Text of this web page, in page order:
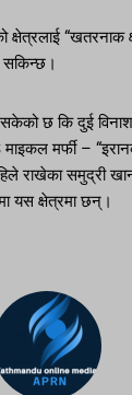
“खतरनाक
सकिन्छ।
छ कि दुई
मर्फी –
राखेका समुद्री
यस क्षेत्रमा छन्।